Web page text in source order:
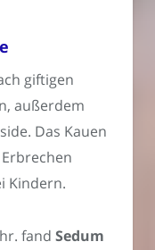
giftigen
außerdem
Das Kauen
Kindern.
fand Sedum